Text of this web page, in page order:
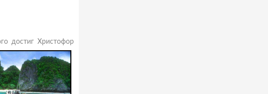
достиг Христофор